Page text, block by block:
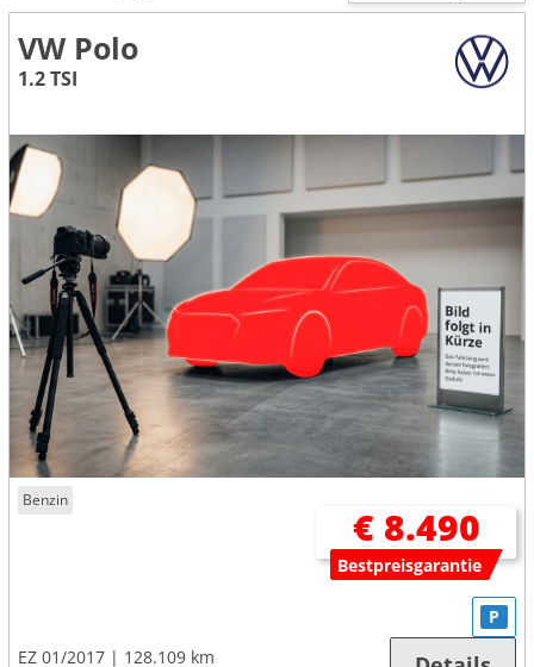
VW Polo
1.2 TSI
Benzin
€ 8.490
Bestpreisgarantie
EZ 01/2017
128.109 km
P